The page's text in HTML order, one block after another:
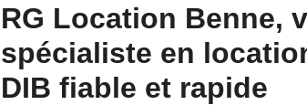
RG Location Benne,
spécialiste en
DIB fiable et rapide